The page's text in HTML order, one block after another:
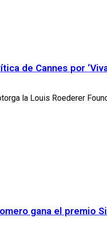
de Cannes por
la Louis Roederer
gana el premio